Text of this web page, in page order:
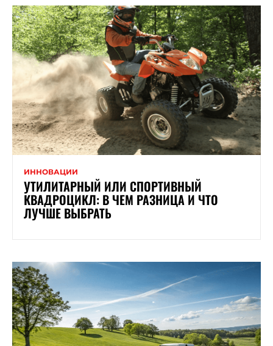
ИННОВАЦИИ
УТИЛИТАРНЫЙ ИЛИ СПОРТИВНЫЙ
КВАДРОЦИКЛ: В ЧЕМ РАЗНИЦА И ЧТО
ЛУЧШЕ ВЫБРАТЬ